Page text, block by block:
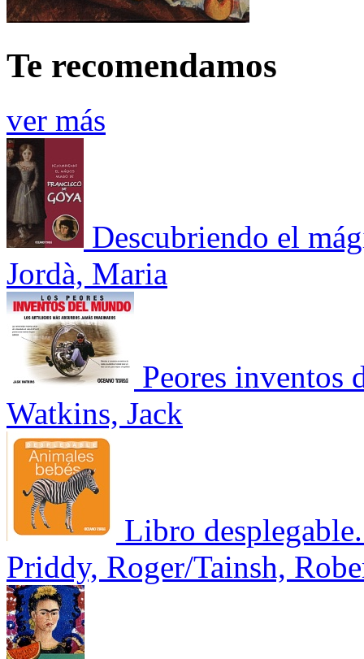
Te recomendamos
ver más
Descubriendo el
Jordà, Maria
Peores inventos
Watkins, Jack
Libro
Priddy, Roger/Tainsh,